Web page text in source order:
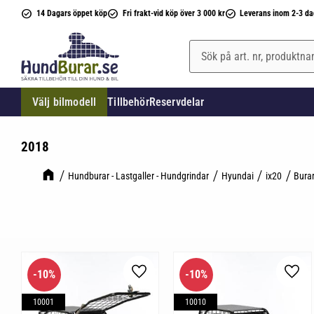
14 Dagars öppet köp Fri frakt-vid köp över 3 000 kr Leverans inom 2-3
Välj bilmodell TillbehörReservdelar
2018
Hundburar - Lastgaller - Hundgrindar Hyundai ix20 Burar
10%
10001
Lägg till i favoriter
10%
10010